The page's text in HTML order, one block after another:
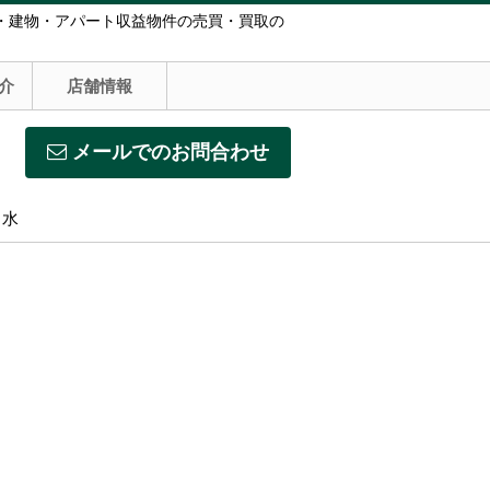
物・アパート収益物件の売買・買取の
店舗情報
メールでのお問合わせ